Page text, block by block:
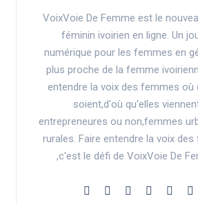
VoixVoie De Femme est le
féminin ivoirien en ligne. Un
numérique pour les femmes en
plus proche de la femme
entendre la voix des femmes où
soient,d'où qu'elles
entrepreneures ou non,femmes
rurales. Faire entendre la voix
,c'est le défi de VoixVoie De